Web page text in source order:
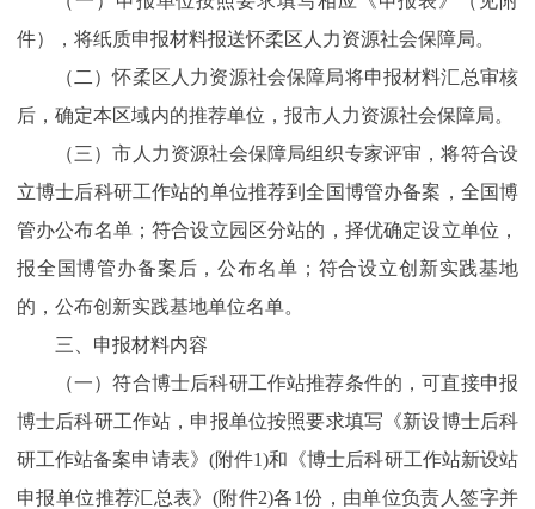
件），将纸质申报材料报送怀柔区人力资源社会保障局。
（二）怀柔区人力资源社会保障局将申报材料汇总审核
后，确定本区域内的推荐单位，报市人力资源社会保障局。
（三）市人力资源社会保障局组织专家评审，将符合设
立博士后科研工作站的单位推荐到全国博管办备案，全国博
管办公布名单；符合设立园区分站的，择优确定设立单位，
报全国博管办备案后，公布名单；符合设立创新实践基地
的，公布创新实践基地单位名单。
三、申报材料内容
（一）符合博士后科研工作站推荐条件的，可直接申报
博士后科研工作站，申报单位按照要求填写《新设博士后科
研工作站备案申请表》(附件1)和《博士后科研工作站新设站
申报单位推荐汇总表》(附件2)各1份，由单位负责人签字并